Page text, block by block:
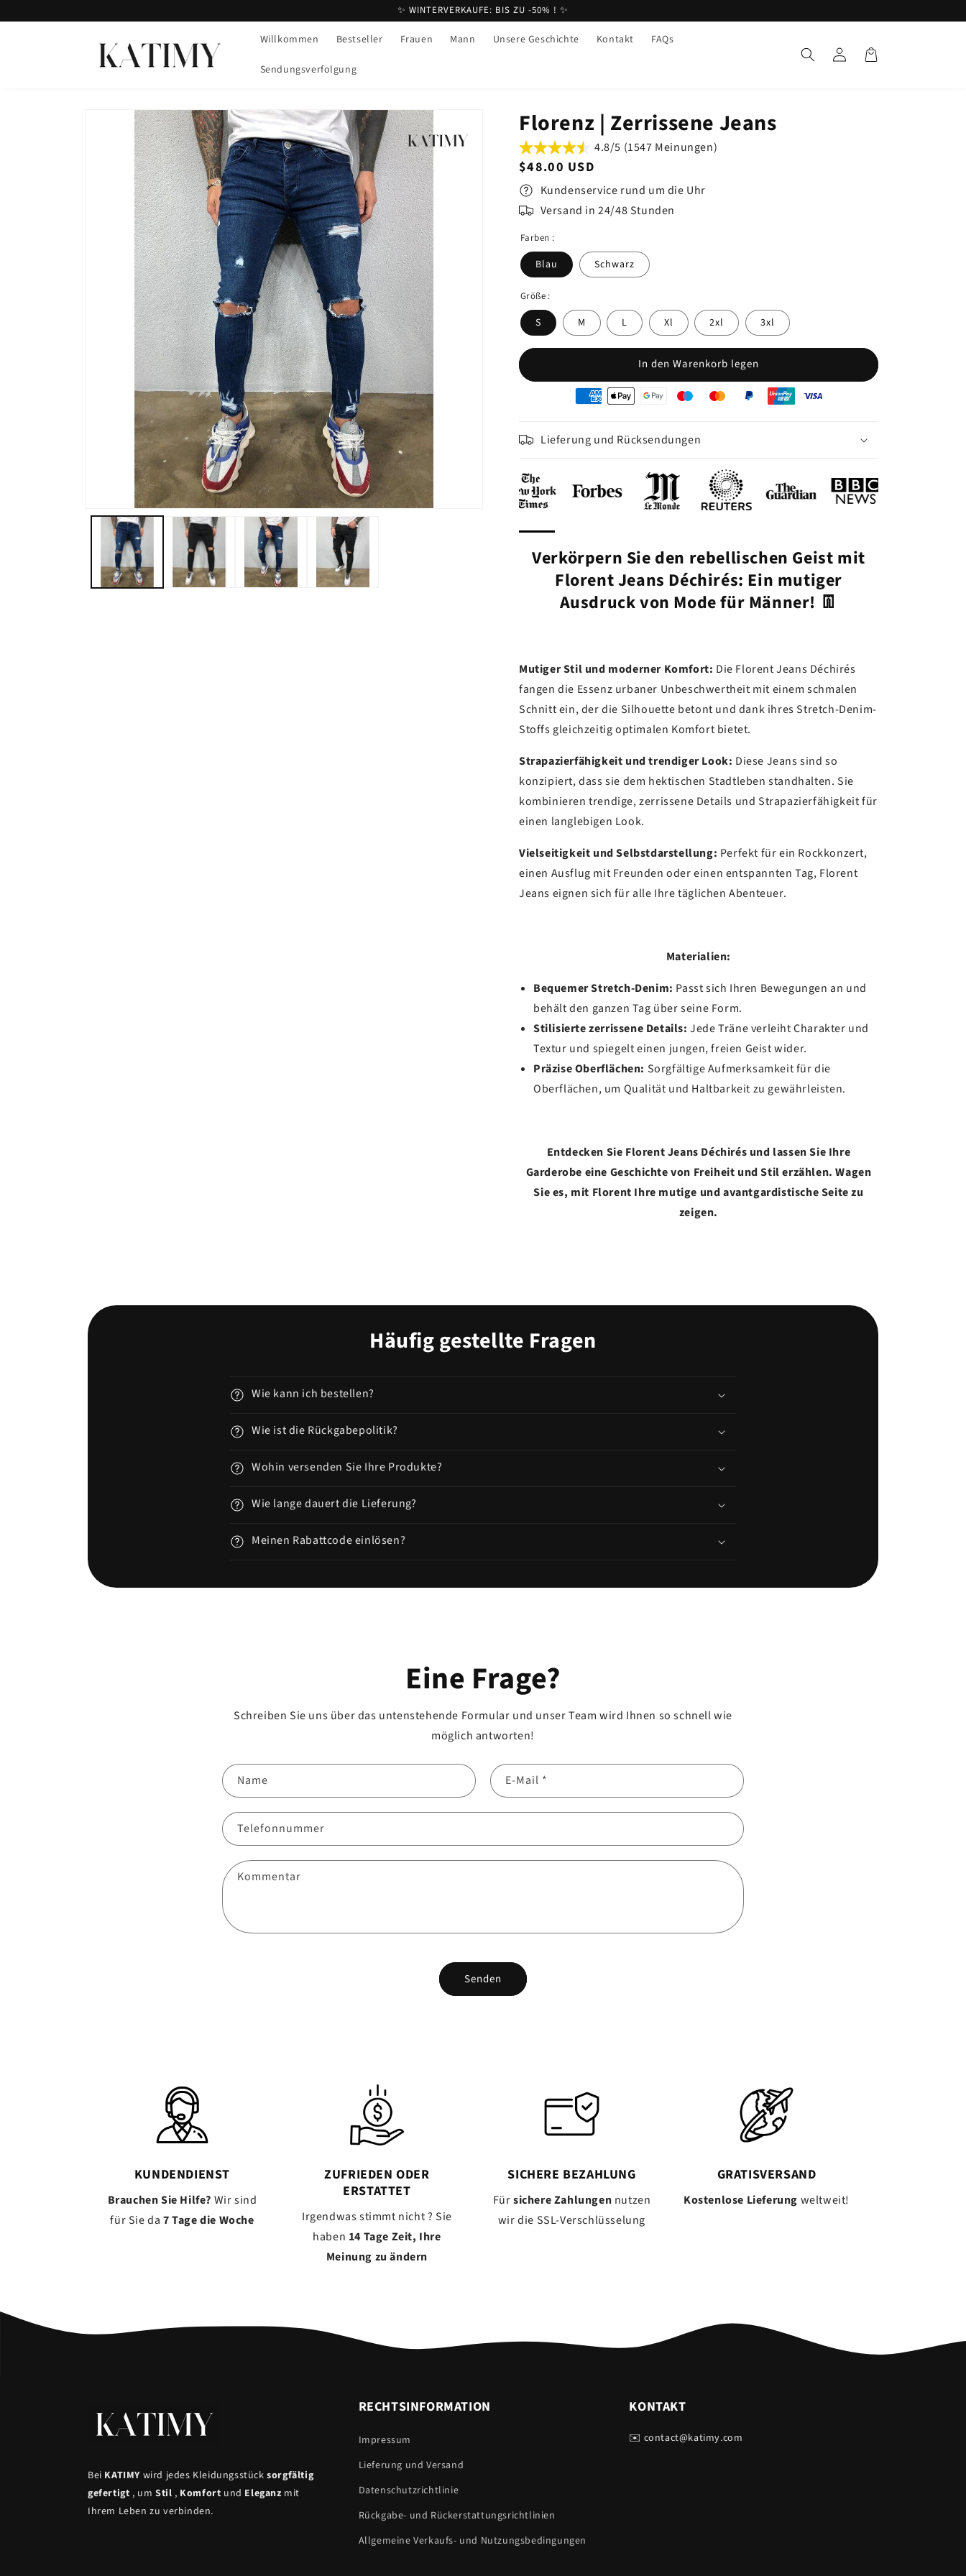
✨ WINTERVERKAUFE: BIS ZU -50% ! ✨
Willkommen Bestseller Frauen Mann Unsere Geschichte Kontakt FAQs
Sendungsverfolgung
EinloggenWarenkorb
Produktinformationen
Florenz | Zerrissene Jeans
4.8/5 (1547 Meinungen)
Normaler
Preis
$48.00 USD
Kundenservice rund um die Uhr
Versand in 24/48 Stunden
Farben :
Blau Schwarz
Größe :
S M L Xl 2xl 3xl
In den Warenkorb legen
paiementLieferung und Rücksendungen
Verkörpern Sie den rebellischen Geist mit
Florent Jeans Déchirés: Ein mutiger
Ausdruck von Mode für Männer! 👖
Mutiger Stil und moderner Komfort: Die Florent Jeans Déchirés
fangen die Essenz urbaner Unbeschwertheit mit einem schmalen
Schnitt ein, der die Silhouette betont und dank ihres Stretch-Denim-
Stoffs gleichzeitig optimalen Komfort bietet.
Strapazierfähigkeit und trendiger Look: Diese Jeans sind so
konzipiert, dass sie dem hektischen Stadtleben standhalten. Sie
kombinieren trendige, zerrissene Details und Strapazierfähigkeit für
einen langlebigen Look.
Vielseitigkeit und Selbstdarstellung: Perfekt für ein Rockkonzert,
einen Ausflug mit Freunden oder einen entspannten Tag, Florent
Jeans eignen sich für alle Ihre täglichen Abenteuer.
Materialien:
Bequemer Stretch-Denim: Passt sich Ihren Bewegungen an und
behält den ganzen Tag über seine Form.
Stilisierte zerrissene Details: Jede Träne verleiht Charakter und
Textur und spiegelt einen jungen, freien Geist wider.
Präzise Oberflächen: Sorgfältige Aufmerksamkeit für die
Oberflächen, um Qualität und Haltbarkeit zu gewährleisten.
Entdecken Sie Florent Jeans Déchirés und lassen Sie Ihre
Garderobe eine Geschichte von Freiheit und Stil erzählen. Wagen
Sie es, mit Florent Ihre mutige und avantgardistische Seite zu
zeigen.
Häufig gestellte Fragen
Wie kann ich bestellen?
Wie ist die Rückgabepolitik?
Wohin versenden Sie Ihre Produkte?
Wie lange dauert die Lieferung?
Meinen Rabattcode einlösen?
Eine Frage?
Schreiben Sie uns über das untenstehende Formular und unser Team wird Ihnen so schnell wie
möglich antworten!
Name E-Mail *
Telefonnummer
Kommentar
Senden
KUNDENDIENST
Brauchen Sie Hilfe? Wir sind
für Sie da 7 Tage die Woche
ZUFRIEDEN ODER
ERSTATTET
Irgendwas stimmt nicht ? Sie
haben 14 Tage Zeit, Ihre
Meinung zu ändern
SICHERE BEZAHLUNG
Fürsichere Zahlungen nutzen
wir die SSL-Verschlüsselung
GRATISVERSAND
Kostenlose Lieferung weltweit!
Bei KATIMY wird jedes Kleidungsstücksorgfältig
gefertigt , umStil , Komfort und Eleganzmit
Ihrem Leben zu verbinden.
RECHTSINFORMATION
Impressum
Lieferung und Versand
Datenschutzrichtlinie
Rückgabe- und Rückerstattungsrichtlinien
Allgemeine Verkaufs- und Nutzungsbedingungen
KONTAKT
✉️ contact@katimy.com